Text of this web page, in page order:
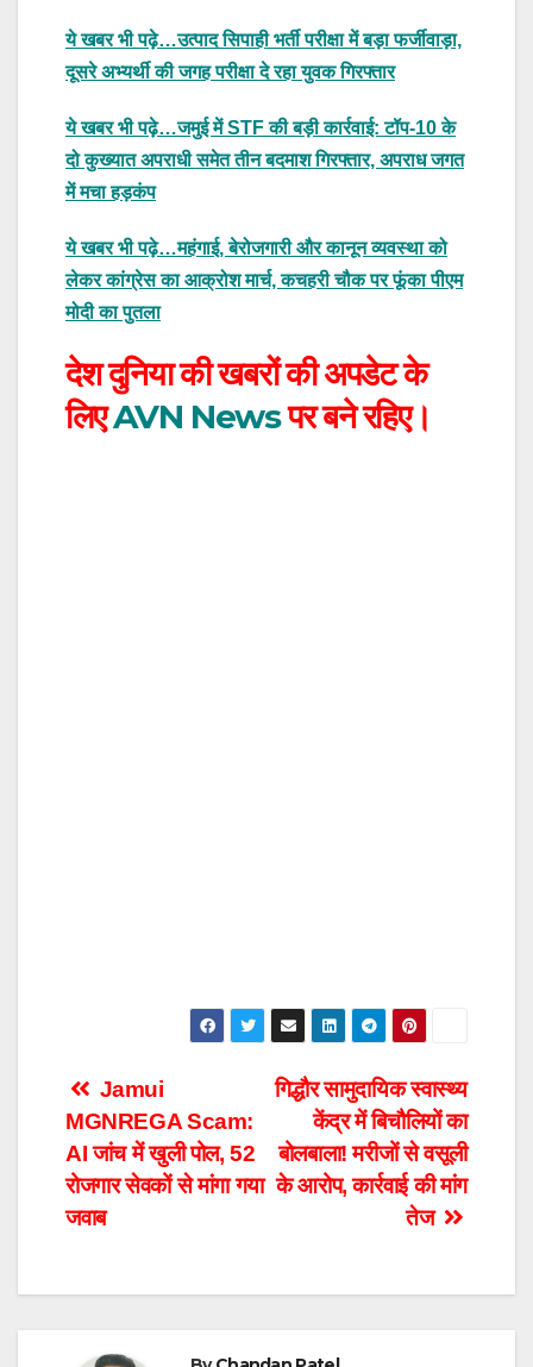
ये खबर भी पढ़े…उत्पाद सिपाही भर्ती परीक्षा में बड़ा फर्जीवाड़ा,
दूसरे अभ्यर्थी की जगह परीक्षा दे रहा युवक गिरफ्तार
ये खबर भी पढ़े…जमुई में STF की बड़ी कार्रवाई: टॉप-10 के
दो कुख्यात अपराधी समेत तीन बदमाश गिरफ्तार, अपराध जगत
में मचा हड़कंप
ये खबर भी पढ़े…महंगाई, बेरोजगारी और कानून व्यवस्था को
लेकर कांग्रेस का आक्रोश मार्च, कचहरी चौक पर फूंका पीएम
मोदी का पुतला
देश दुनिया की खबरों की अपडेट के
लिएAVN Newsपर बने रहिए।
Post
navigation
गिद्धौर सामुदायिक स्वास्थ्य
केंद्र में बिचौलियों का
बोलबाला! मरीजों से वसूली
के आरोप, कार्रवाई की मांग
तेज
Jamui
MGNREGA Scam:
AI जांच में खुली पोल, 52
रोजगार सेवकों से मांगा गया
जवाब